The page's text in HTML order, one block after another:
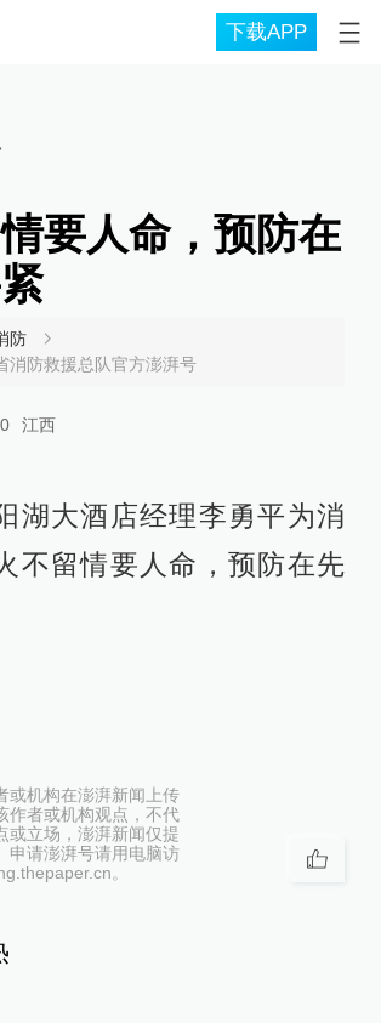
下载APP
要人命，预防在
防
消防救援总队官方澎湃号
江西
湖大酒店经理李勇平为消
不留情要人命，预防在先
或机构在澎湃新闻上传
作者或机构观点，不代
或立场，澎湃新闻仅提
申请澎湃号请用电脑访
。